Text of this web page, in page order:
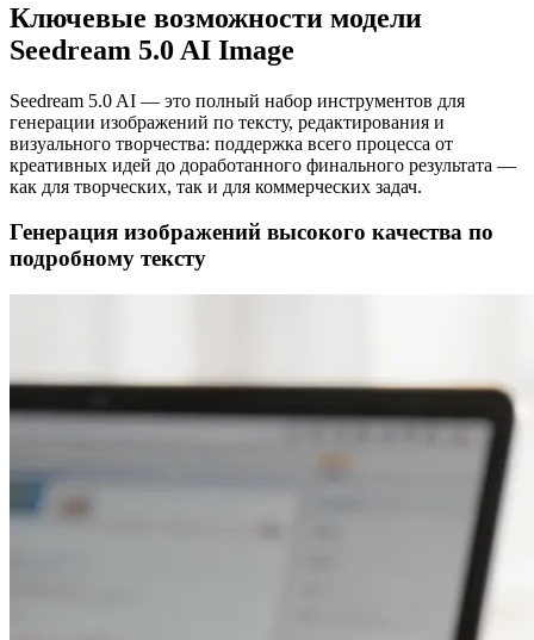
Ключевые возможности модели
Seedream 5.0 AI Image
Seedream 5.0 AI — это полный набор инструментов для
генерации изображений по тексту, редактирования и
визуального творчества: поддержка всего процесса от
креативных идей до доработанного финального результата —
как для творческих, так и для коммерческих задач.
Генерация изображений высокого качества по
подробному тексту